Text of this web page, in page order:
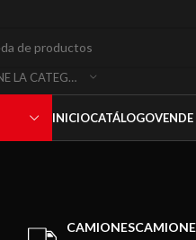
SELECCIONE LA CATEGORÍA
INICIOCATÁLOGO
CAMIONES